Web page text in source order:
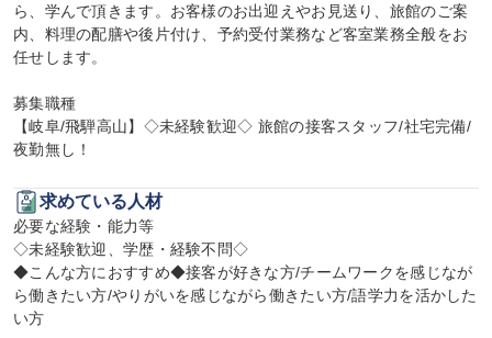
ら、学んで頂きます。お客様のお出迎えやお見送り、旅館のご案
内、料理の配膳や後片付け、予約受付業務など客室業務全般をお
任せします。
募集職種
【岐阜/飛騨高山】◇未経験歓迎◇ 旅館の接客スタッフ/社宅完備/
夜勤無し！
求めている人材
必要な経験・能力等
◇未経験歓迎、学歴・経験不問◇
◆こんな方におすすめ◆接客が好きな方/チームワークを感じなが
ら働きたい方/やりがいを感じながら働きたい方/語学力を活かした
い方